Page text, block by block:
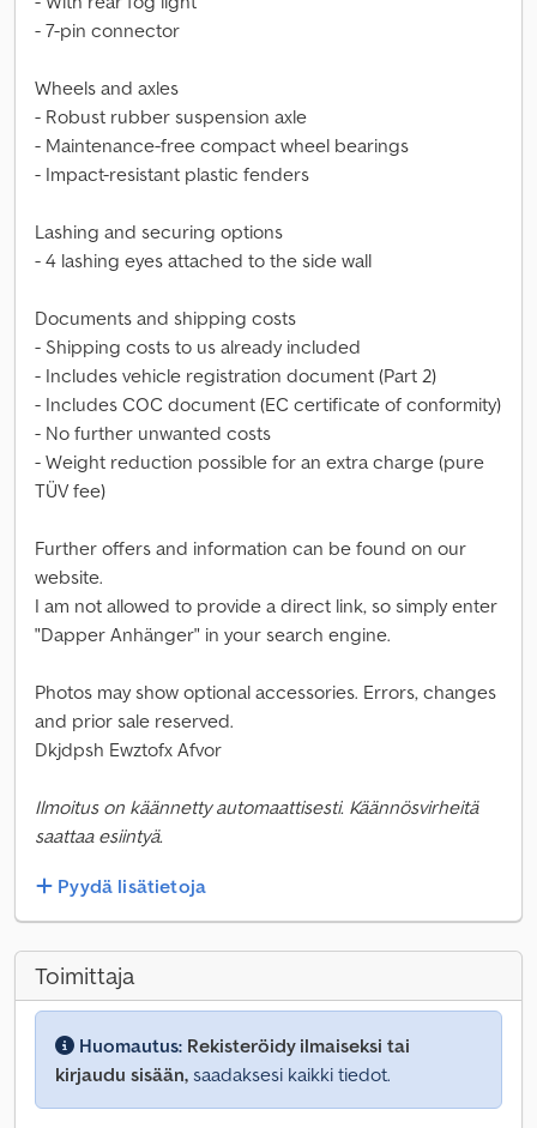
- 7-pin connector
Wheels and axles
- Robust rubber suspension axle
- Maintenance-free compact wheel bearings
- Impact-resistant plastic fenders
Lashing and securing options
- 4 lashing eyes attached to the side wall
Documents and shipping costs
- Shipping costs to us already included
- Includes vehicle registration document (Part 2)
- Includes COC document (EC certificate of conformity)
- No further unwanted costs
- Weight reduction possible for an extra charge (pure
TÜV fee)
Further offers and information can be found on our
website.
I am not allowed to provide a direct link, so simply enter
"Dapper Anhänger" in your search engine.
Photos may show optional accessories. Errors, changes
and prior sale reserved.
Dkjdpsh Ewztofx Afvor
Ilmoitus on käännetty automaattisesti. Käännösvirheitä
saattaa esiintyä.
Pyydä lisätietoja
Toimittaja
Huomautus: Rekisteröidy ilmaiseksi tai
kirjaudu sisään, saadaksesi kaikki tiedot.